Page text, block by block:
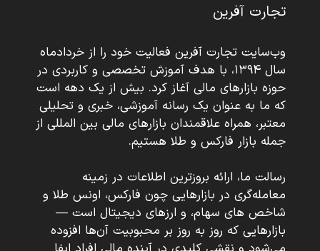
تجارت آفرین
وب‌سایت تجارت آفرین فعالیت خود را از خردادماه
سال ۱۳۹۴، با هدف آموزش تخصصی و کاربردی در
حوزه بازارهای مالی آغاز کرد. بیش از یک دهه است
که ما به عنوان یک رسانه آموزشی، خبری و تحلیلی
معتبر، همراه علاقمندان بازارهای مالی بین المللی از
جمله بازار فارکس و طلا هستیم.
رسالت ما، ارائه بروزترین اطلاعات در زمینه
معامله‌گری در بازارهایی چون فارکس، اونس طلا و
شاخص های سهام، و ارزهای دیجیتال است —
بازارهایی که روز به روز بر محبوبیت آن‌ها افزوده